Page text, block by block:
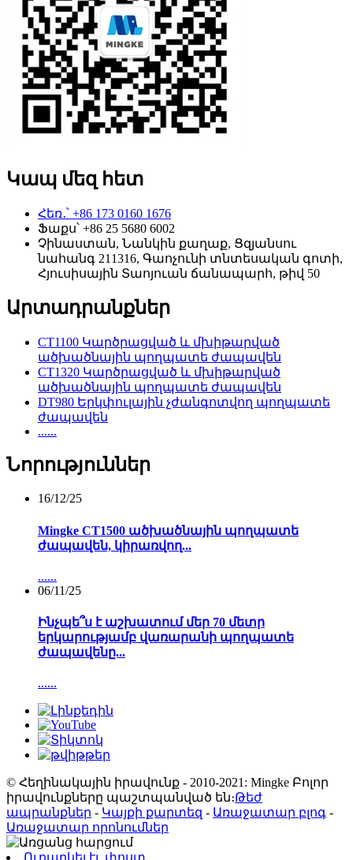
Կապ մեզ հետ
Հեռ․՝ +86 173 0160 1676
Ֆաքս՝ +86 25 5680 6002
Չինաստան, Նանկին քաղաք, Ցզյանսու
նահանգ 211316, Գաոչունի տնտեսական գոտի,
Հյուսիսային Տաոյուան ​​ճանապարհ, թիվ 50
Արտադրանքներ
CT1100 Կարծրացված և մխիթարված
ածխածնային պողպատե ժապավեն
CT1320 Կարծրացված և մխիթարված
ածխածնային պողպատե ժապավեն
DT980 Երկփուլային չժանգոտվող պողպատե
ժապավեն
......
Նորություններ
16/12/25
Mingke CT1500 ածխածնային պողպատե
ժապավեն, կիրառվող...
......
06/11/25
Ինչպե՞ս է աշխատում մեր 70 մետր
երկարությամբ վառարանի պողպատե
ժապավենը...
......
© Հեղինակային իրավունք - 2010-2021: Mingke Բոլոր
իրավունքները պաշտպանված են։Թեժ
ապրանքներ - Կայքի քարտեզ - Առաջատար բլոգ -
Առաջատար որոնումներ